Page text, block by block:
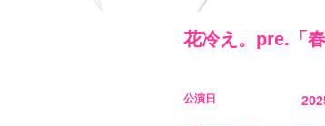
花冷え。pre.「
公演日